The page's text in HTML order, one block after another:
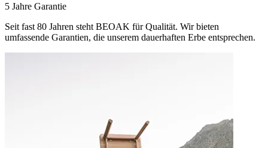
5 Jahre Garantie
Seit fast 80 Jahren steht BEOAK für Qualität. Wir bieten
umfassende Garantien, die unserem dauerhaften Erbe entsprechen.